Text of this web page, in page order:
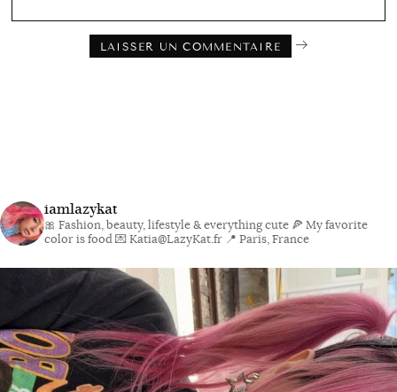
iamlazykat
🎀 Fashion, beauty, lifestyle & everything cute 🍕 My favorite
color is food💌 Katia@LazyKat.fr 📍 Paris, France